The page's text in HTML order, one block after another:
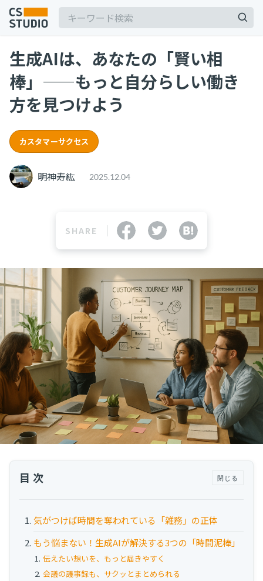
コンサル・トレーニング
CS人材育成プログラム
運用代行・人材派遣
カスタマーサクセス人材派遣・常駐
カスタマーサクセスBPO
BPaaS​
既存営業 AI BPO
カスタマーサポート代行
多言語カスタマーサポート対応
CSツール導入・運用支援
ツール選定・運用支援
Zendesk導入支援
お役立ち資料
事例
生成AIは、あなたの「賢い相
棒」——もっと自分らしい働き
方を見つけよう
カスタマーサクセス
明神寿紘 2025.12.04
SHARE
気がつけば時間を奪われている「雑務」の正体
もう悩まない！生成AIが解決する3つの「時間泥棒」
伝えたい想いを、もっと届きやすく
会議の議事録も、サクッとまとめられる
目次 閉じる